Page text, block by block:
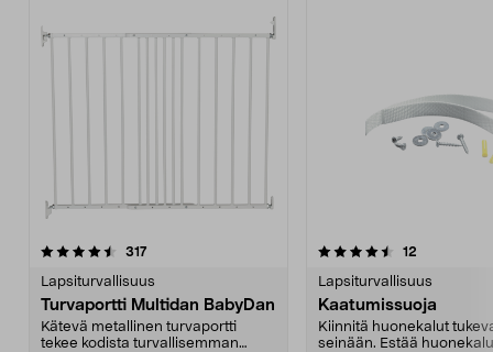
317arvostelut
Lapsiturvallisuus
Turvaportti Multidan BabyDan
Kätevä metallinen turvaportti
tekee kodista turvallisemman
4.5 viidestä
12
Lapsiturvallisuus
Kaatumissuoja
Kiinnitä huonekalut
seinään. Estää
3.5 viidestä